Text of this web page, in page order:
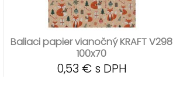
Baliaci papier vianočný KRAFT V298
100x70
0,53 € s DPH